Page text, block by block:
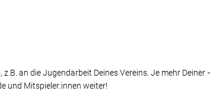
an die Jugendarbeit Deines Vereins. Je mehr Deiner
und Mitspieler:innen weiter!